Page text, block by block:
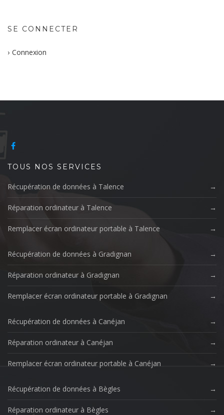
SE CONNECTER
Connexion
TOUS NOS SERVICES
Récupération de données à Talence
Réparation ordinateur à Talence
Remplacer écran ordinateur portable à Talence
Récupération de données à Gradignan
Réparation ordinateur à Gradignan
Remplacer écran ordinateur portable à Gradignan
Récupération de données à Canéjan
Réparation ordinateur à Canéjan
Remplacer écran ordinateur portable à Canéjan
Récupération de données à Bègles
Réparation ordinateur à Bègles